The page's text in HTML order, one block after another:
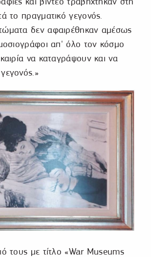
το πραγματικό γεγονός.
δεν αφαιρέθηκαν αμέσως
απ' όλο τον κόσμο
να καταγράψουν και να
τους με τίτλο «War Museums